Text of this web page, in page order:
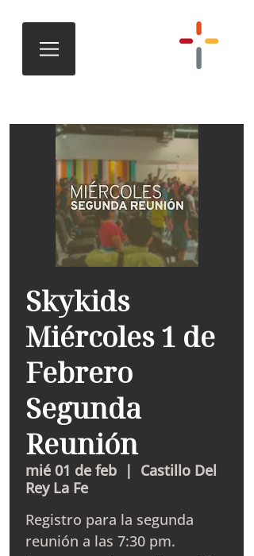
Skykids
Miércoles 1 de
Febrero
Segunda
Reunión
mié 01 de feb
  |
Castillo Del
Rey La Fe
Registro para la segunda
reunión a las 7:30 pm.